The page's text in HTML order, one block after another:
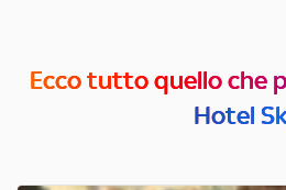
Ecco tutto quello che
Hotel